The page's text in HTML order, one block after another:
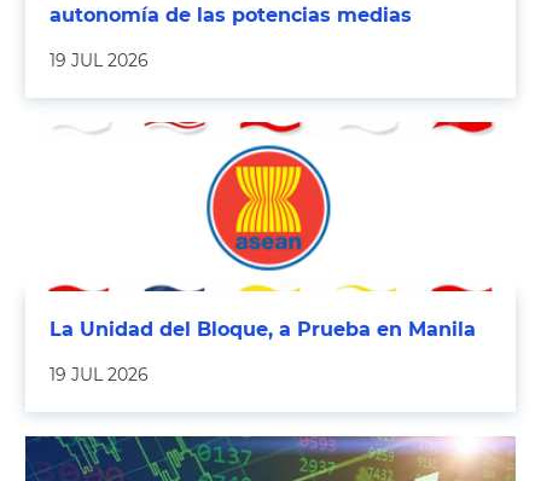
autonomía de las potencias medias
19 JUL 2026
La Unidad del Bloque, a Prueba en Manila
19 JUL 2026